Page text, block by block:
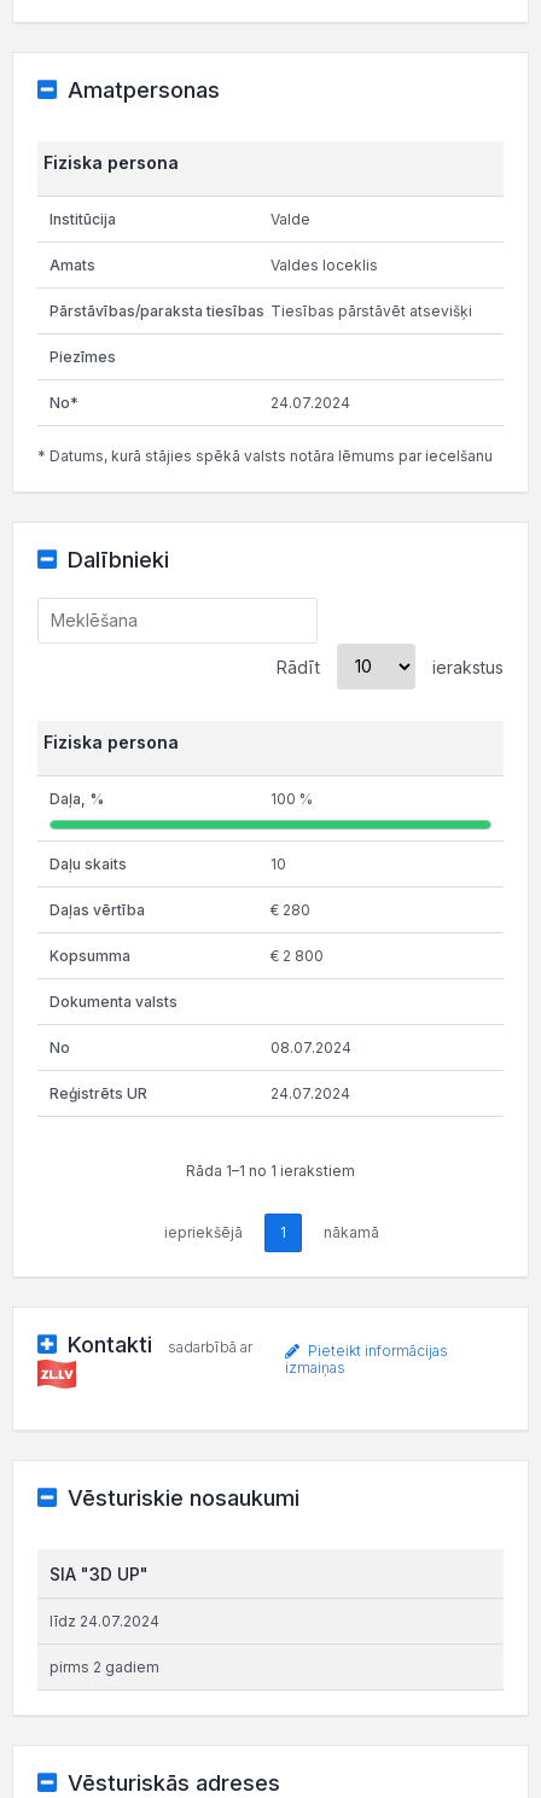
Amatpersonas
Fiziska persona
Valde
Valdes loceklis
Tiesības pārstāvēt atsevišķi
24.07.2024
* Datums, kurā stājies spēkā valsts notāra lēmums par iecelšanu
Dalībnieki
Rādīt ierakstus
Fiziska persona
100 %
10
€ 280
€ 2 800
08.07.2024
24.07.2024
Rāda 1–1 no 1 ierakstiem
iepriekšējā 1 nākamā
Kontakti sadarbībā ar
Pieteikt informācijas
izmaiņas
Vēsturiskie nosaukumi
SIA "3D UP"
līdz 24.07.2024
pirms 2 gadiem
Vēsturiskās adreses